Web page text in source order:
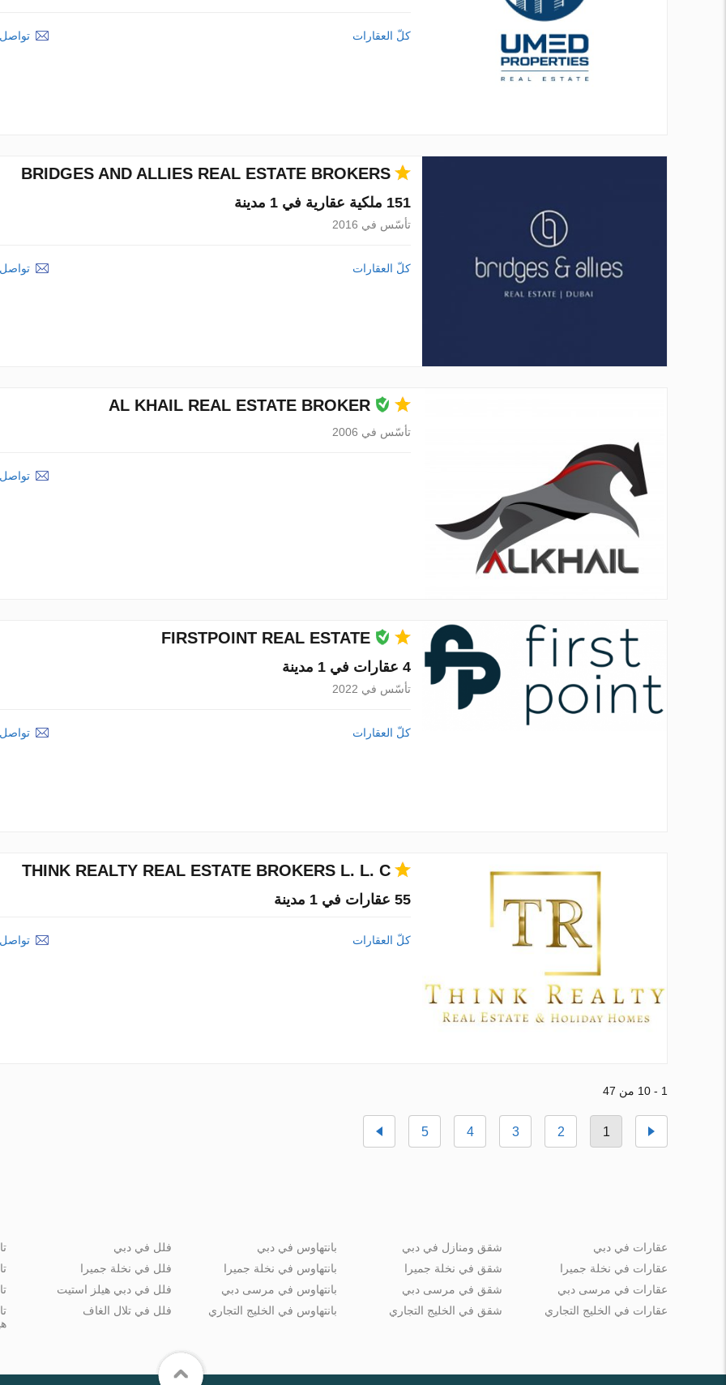
كلّ العقارات تواصل
BRIDGES AND ALLIES REAL ESTATE BROKERS
151 ملكية عقارية في 1 مدينة
تأسّس في 2016
كلّ العقارات تواصل
AL KHAIL REAL ESTATE BROKER
تأسّس في 2006
تواصل
FIRSTPOINT REAL ESTATE
4 عقارات في 1 مدينة
تأسّس في 2022
كلّ العقارات تواصل
THINK REALTY REAL ESTATE BROKERS L. L. C
55 عقارات في 1 مدينة
كلّ العقارات تواصل
1 - 10 من 47
1
2
3
4
5
عقارات في دبي
عقارات في نخلة جميرا
عقارات في مرسى دبي
عقارات في الخليج التجاري
شقق ومنازل في دبي
شقق في نخلة جميرا
شقق في مرسى دبي
شقق في الخليج التجاري
بانتهاوس في دبي
بانتهاوس في نخلة جميرا
بانتهاوس في مرسى دبي
بانتهاوس في الخليج التجاري
فلل في دبي
فلل في نخلة جميرا
فلل في دبي هيلز استيت
فلل في تلال الغاف